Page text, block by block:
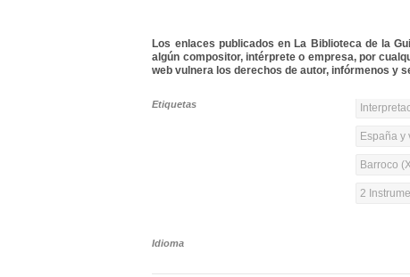
Los enlaces publicados en La Biblioteca de la
algún compositor, intérprete o empresa, por
web vulnera los derechos de autor, infórmenos y
Etiquetas
España y
Barroco
2
Idioma